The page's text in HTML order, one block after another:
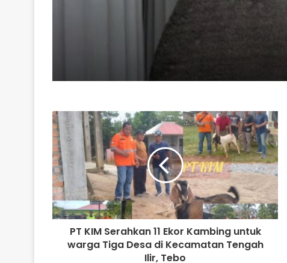
PT KIM Serahkan 11 Ekor Kambing untuk
warga Tiga Desa di Kecamatan Tengah
Ilir, Tebo